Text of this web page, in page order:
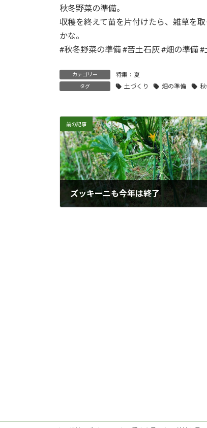
秋冬野菜の準備。
収穫を終えて苗を片付けたら、雑草を
かな。
#秋冬野菜の準備 #苦土石灰 #畑の準備
カテゴリー 特集：夏
タグ 土づくり 畑の準備
前の記事
ズッキーニも今年は終了